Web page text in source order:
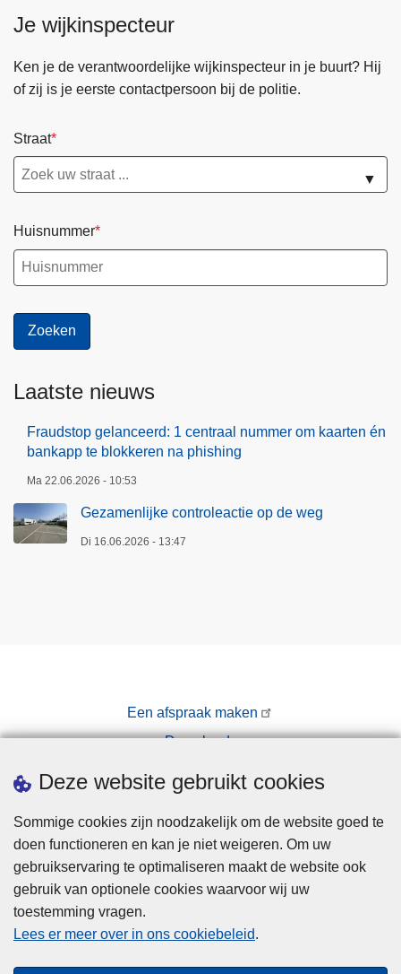
Deze website gebruikt cookies
Sommige cookies zijn noodzakelijk om de website goed te
doen functioneren en kan je niet weigeren. Om uw
gebruikservaring te optimaliseren maakt de website ook
gebruik van optionele cookies waarvoor wij uw
toestemming vragen.
Lees er meer over in ons cookiebeleid.
Je wijkinspecteur
Ken je de verantwoordelijke wijkinspecteur in je buurt? Hij
of zij is je eerste contactpersoon bij de politie.
Straat
▼
Huisnummer
Laatste nieuws
Fraudstop gelanceerd: 1 centraal nummer om kaarten én
bankapp te blokkeren na phishing
Ma 22.06.2026 - 10:53
Gezamenlijke controleactie op de weg
Di 16.06.2026 - 13:47
Een afspraak maken
Downloads
Privacy